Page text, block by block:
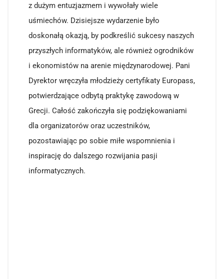
z dużym entuzjazmem i wywołały wiele
uśmiechów. Dzisiejsze wydarzenie było
doskonałą okazją, by podkreślić sukcesy naszych
przyszłych informatyków, ale również ogrodników
i ekonomistów na arenie międzynarodowej. Pani
Dyrektor wręczyła młodzieży certyfikaty Europass,
potwierdzające odbytą praktykę zawodową w
Grecji. Całość zakończyła się podziękowaniami
dla organizatorów oraz uczestników,
pozostawiając po sobie miłe wspomnienia i
inspirację do dalszego rozwijania pasji
informatycznych.